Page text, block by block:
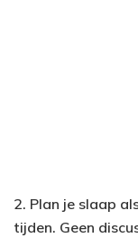
2. Plan je slaap
tijden. Geen